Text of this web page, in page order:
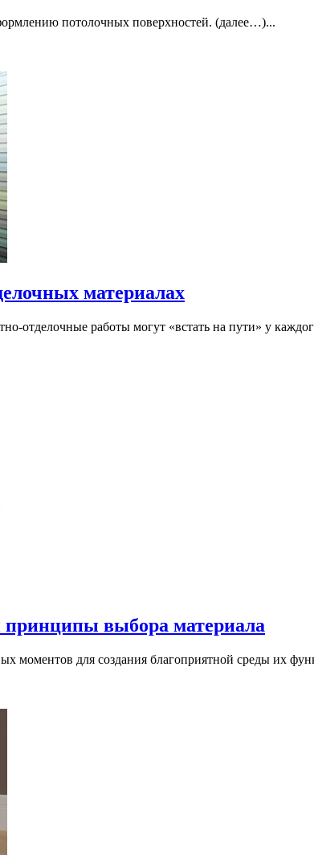
потолочных поверхностей. (далее…)...
материалах
отделочные работы могут «встать на пути» у
выбора материала
моментов для создания благоприятной среды их